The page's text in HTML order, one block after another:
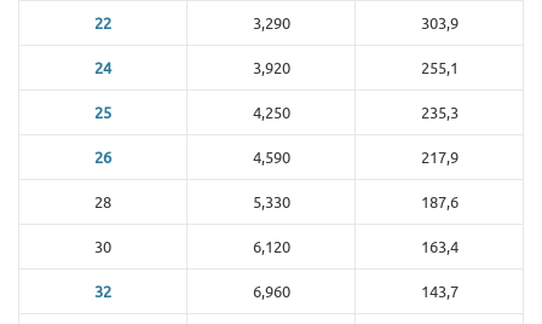
22 3,290 303,9
24 3,920 255,1
25 4,250 235,3
26 4,590 217,9
28 5,330 187,6
30 6,120 163,4
32 6,960 143,7